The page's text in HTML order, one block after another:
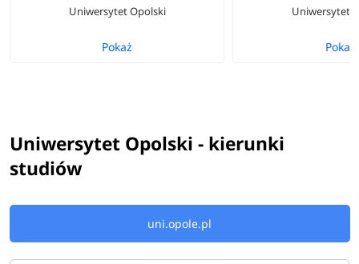
Uniwersytet Opolski
Pokaż
Uniwersytet
Pokaż
Uniwersytet Opolski - kierunki
studiów
uni.opole.pl